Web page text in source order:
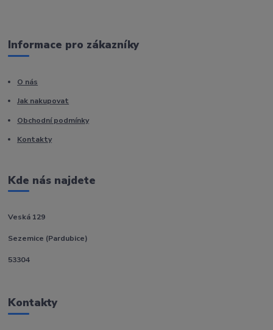
Informace pro zákazníky
O nás
Jak nakupovat
Obchodní podmínky
Kontakty
Kde nás najdete
Veská 129
Sezemice (Pardubice)
53304
Kontakty